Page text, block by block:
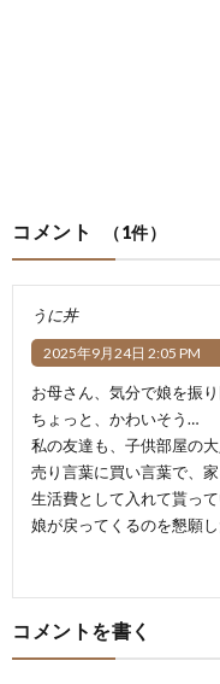
コメント （1件）
うに丼
2025年9月24日 2:05 PM
お母さん、気分で娘を振
ちょっと、かわいそう…
私の友達も、子供部屋の
売り言葉に買い言葉で、
生活費として入れて貰っ
娘が戻ってくるのを懇願
コメントを書く